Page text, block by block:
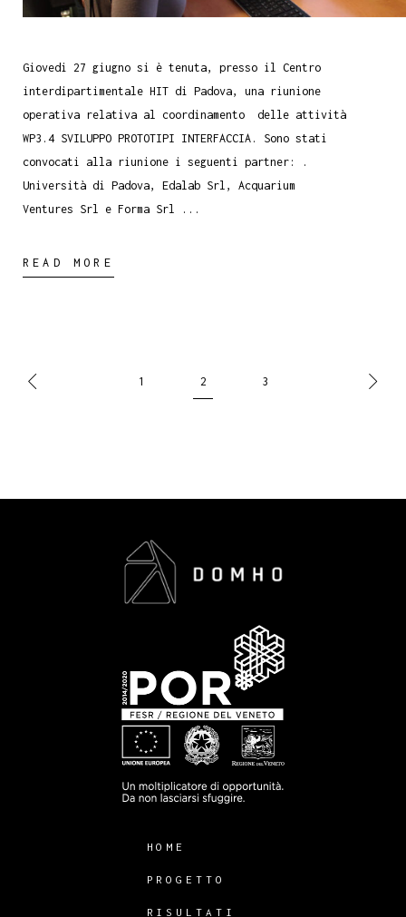
Giovedi 27 giugno si è tenuta, presso il Centro
interdipartimentale HIT di Padova, una riunione
operativa relativa al coordinamento delle attività
WP3.4 SVILUPPO PROTOTIPI INTERFACCIA. Sono stati
convocati alla riunione i seguenti partner: .
Università di Padova, Edalab Srl, Acquarium
Ventures Srl e Forma Srl
READ MORE
1 2 3
HOME
PROGETTO
RISULTATI